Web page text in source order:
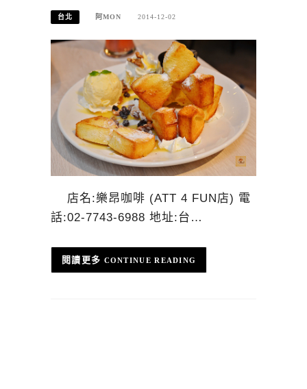
台北 阿MON 2014-12-02
店名:樂昂咖啡 (ATT 4 FUN店) 電
話:02-7743-6988 地址:台…
CONTINUE READING